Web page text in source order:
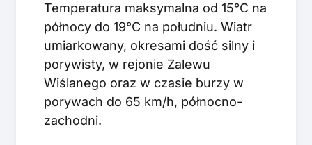
Temperatura maksymalna od 15°C na
północy do 19°C na południu. Wiatr
umiarkowany, okresami dość silny i
porywisty, w rejonie Zalewu
Wiślanego oraz w czasie burzy w
porywach do 65 km/h, północno-
zachodni.